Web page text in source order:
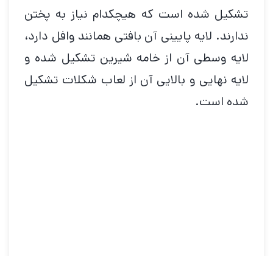
تشکیل شده است که هیچکدام نیاز به پختن
ندارند. لایه پایینی آن بافتی همانند وافل دارد،
لایه وسطی آن از خامه شیرین تشکیل شده و
لایه نهایی و بالایی آن از لعاب شکلات تشکیل
شده است.